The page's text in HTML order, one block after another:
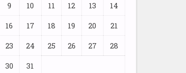
9 10 11 12 13 14
16 17 18 19 20 21
23 24 25 26 27 28
30
31